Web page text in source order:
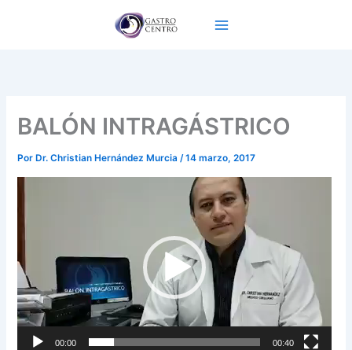
BALÓN INTRAGÁSTRICO
Por Dr. Christian Hernández Murcia/14 marzo, 2017
vídeo
00:00 00:40